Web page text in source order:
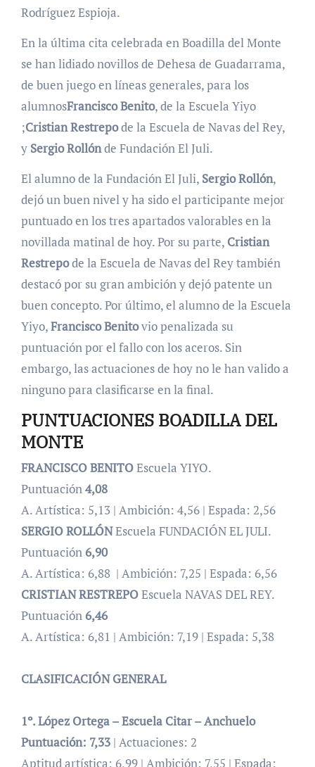
Rodríguez Espioja.
En la última cita celebrada en Boadilla del Monte
se han lidiado novillos de Dehesa de Guadarrama,
de buen juego en líneas generales, para los
alumnosFrancisco Benito, de la Escuela Yiyo
;Cristian Restrepode la Escuela de Navas del Rey,
y Sergio Rollónde Fundación El Juli.
El alumno de la Fundación El Juli, Sergio Rollón,
dejó un buen nivel y ha sido el participante mejor
puntuado en los tres apartados valorables en la
novillada matinal de hoy. Por su parte, Cristian
Restrepode la Escuela de Navas del Rey también
destacó por su gran ambición y dejó patente un
buen concepto. Por último, el alumno de la Escuela
Yiyo,Francisco Benitovio penalizada su
puntuación por el fallo con los aceros. Sin
embargo, las actuaciones de hoy no le han valido a
ninguno para clasificarse en la final.
PUNTUACIONES BOADILLA DEL
MONTE
FRANCISCO BENITOEscuela YIYO.
Puntuación4,08
A. Artística: 5,13 | Ambición: 4,56 | Espada: 2,56
SERGIO ROLLÓNEscuela FUNDACIÓN EL JULI.
Puntuación 6,90
A. Artística: 6,88 | Ambición: 7,25 | Espada: 6,56
CRISTIAN RESTREPOEscuela NAVAS DEL REY.
Puntuación 6,46
A. Artística: 6,81 | Ambición: 7,19 | Espada: 5,38
CLASIFICACIÓN GENERAL
1º. López Ortega – Escuela Citar – Anchuelo
Puntuación: 7,33 | Actuaciones: 2
Aptitud artística: 6,99 | Ambición: 7,55 | Espada: